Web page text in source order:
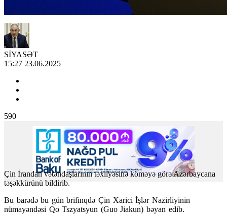
SİYASƏT
15:27 23.06.2025
590
Çin İrandan vətəndaşlarının təxliyəsinə köməyə görə Azərbaycana
təşəkkürünü bildirib.
Bu barədə bu gün brifinqdə Çin Xarici İşlər Nazirliyinin
nümayəndəsi Qo Tszyatsyun (Guo Jiakun) bəyan edib.